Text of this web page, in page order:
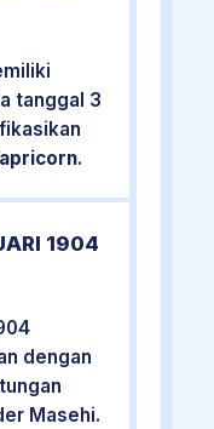
tanggal 3
.
1904
dengan
Masehi.